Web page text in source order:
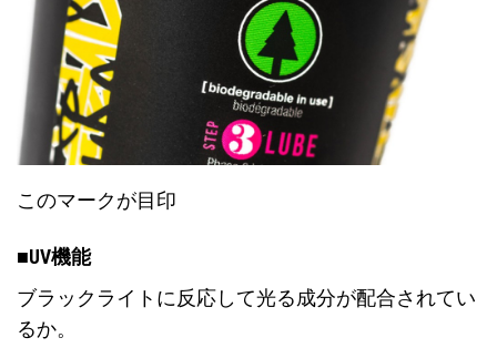
このマークが目印
■UV機能
ブラックライトに反応して光る成分が配合されてい
るか。